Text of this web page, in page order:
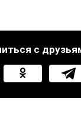
с